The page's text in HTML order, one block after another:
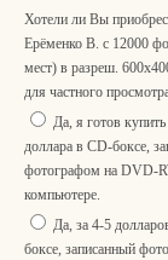
Хотели ли Вы
Ерёменко В. с 12000
мест) в разреш.
для частного
Да, я готов
доллара в CD-боксе,
фотографом на DVD-
компьютере.
Да, за 4-5
боксе, записанный